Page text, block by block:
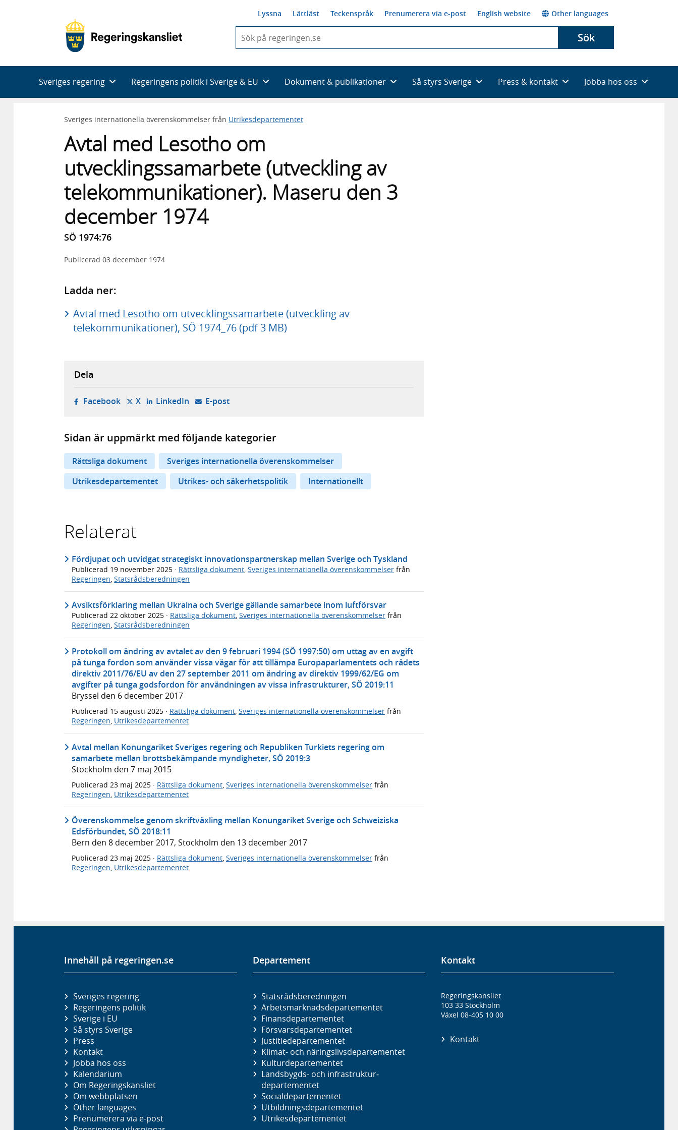
Lyssna Lättläst Teckenspråk Prenumerera via e-post English website Other languages
du
skriva
framträder
en
med
Sök
Sveriges regering Regeringens politik i Sverige & EU Dokument & publikationer Så styrs Sverige Press & kontakt Jobba hos oss
Sveriges internationella överenskommelser från Utrikesdepartementet
Avtal med Lesotho om
utvecklingssamarbete (utveckling av
telekommunikationer). Maseru den 3
december 1974
SÖ 1974:76
Publicerad 03 december 1974
Ladda ner:
Avtal med Lesotho om utvecklingssamarbete (utveckling av
telekommunikationer), SÖ 1974_76 (pdf 3 MB)
Dela
Facebook- öppnas i ny flik, extern webbplats,
X- öppnas i ny flik, extern webbplats,
LinkedIn- öppnas i ny flik, extern webbplats,
E-post- öppnar din e-postklient,
Sidan är uppmärkt med följande kategorier
Rättsliga dokument
Sveriges internationella överenskommelser
Utrikesdepartementet
Utrikes- och säkerhetspolitik Internationellt
Relaterat
Fördjupat och utvidgat strategiskt innovationspartnerskap mellan Sverige och Tyskland
Publicerad 19 november 2025 · Rättsliga dokument Sveriges internationella överenskommelser från
Regeringen Statsrådsberedningen
Avsiktsförklaring mellan Ukraina och Sverige gällande samarbete inom luftförsvar
Publicerad 22 oktober 2025 · Rättsliga dokument, Sveriges internationella överenskommelser från
Regeringen, Statsrådsberedningen
Protokoll om ändring av avtalet av den 9 februari 1994 (SÖ 1997:50) om uttag av en avgift
på tunga fordon som använder vissa vägar för att tillämpa Europaparlamentets och rådets
direktiv 2011/76/EU av den 27 september 2011 om ändring av direktiv 1999/62/EG om
avgifter på tunga godsfordon för användningen av vissa infrastrukturer, SÖ 2019:11
Bryssel den 6 december 2017
Publicerad 15 augusti 2025 · Rättsliga dokument, Sveriges internationella överenskommelser från
Regeringen, Utrikesdepartementet
Avtal mellan Konungariket Sveriges regering och Republiken Turkiets regering om
samarbete mellan brottsbekämpande myndigheter, SÖ 2019:3
Stockholm den 7 maj 2015
Publicerad 23 maj 2025 · Rättsliga dokument Sveriges internationella överenskommelser från
Regeringen Utrikesdepartementet
Överenskommelse genom skriftväxling mellan Konungariket Sverige och Schweiziska
Edsförbundet, SÖ 2018:11
Bern den 8 december 2017, Stockholm den 13 december 2017
Publicerad 23 maj 2025 · Rättsliga dokument, Sveriges internationella överenskommelser från
Regeringen, Utrikesdepartementet
Innehåll på regeringen.se
Sveriges regering
Regeringens politik
Sverige i EU
Så styrs Sverige
Press
Kontakt
Jobba hos oss
Kalendarium
Om Regeringskansliet
Om webbplatsen
Other languages
Prenumerera via e-post
Departement
Statsrådsberedningen
Arbetsmarknads­departementet
Finans­departementet
Försvars­departementet
Justitie­departementet
Klimat- och näringslivs­departementet
Kultur­departementet
Landsbygds- och infrastruktur­
departementet
Social­departementet
Utbildnings­departementet
Utrikes­departementet
Kontakt
Regeringskansliet
103 33 Stockholm
Växel 08-405 10 00
Kontakt